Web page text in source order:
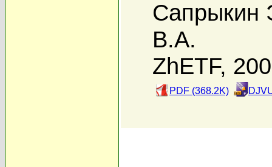
Сапрыкин
В.А.
ZhETF,
PDF (368.2K)